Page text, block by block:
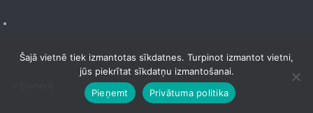
Šajā vietnē tiek izmantotas sīkdatnes. Turpinot izmantot vietni,
jūs piekrītat sīkdatņu izmantošanai.
Pieņemt
Privātuma politika